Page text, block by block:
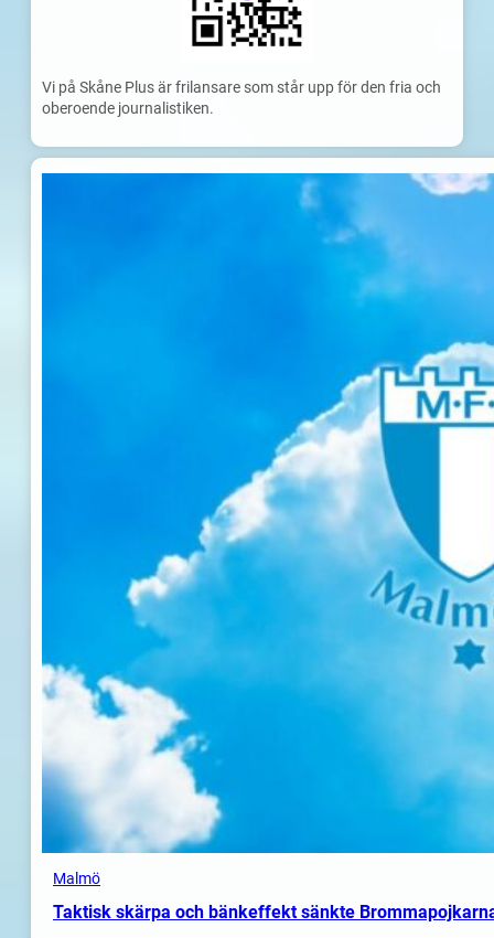
Vi på Skåne Plus är frilansare som står upp för den fria och
oberoende journalistiken.
Malmö
Taktisk skärpa och bänkeffekt sänkte